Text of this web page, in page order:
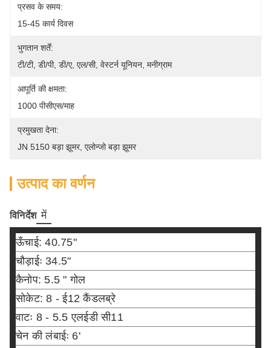
प्रसव के समय:
15-45 कार्य दिवस
भुगतान शर्तें:
टी/टी, डी/पी, डी/ए, एल/सी, वेस्टर्न यूनियन, मनीग्राम
आपूर्ति की क्षमता:
1000 पीसीएस/माह
प्रमुखता देना:
JN 5150 बड़ा झूमर, एलोन्जो बड़ा झूमर
उत्पाद का वर्णन
विनिर्देश में
ऊँचाई: 40.75"
चौड़ाईः 34.5"
कैनोप: 5.5 " गोल
सोकेट: 8 - ई12 कैंडलब्रे
वाटः 8 - 5.5 एलईडी सी11
चेन की लंबाईः 6'